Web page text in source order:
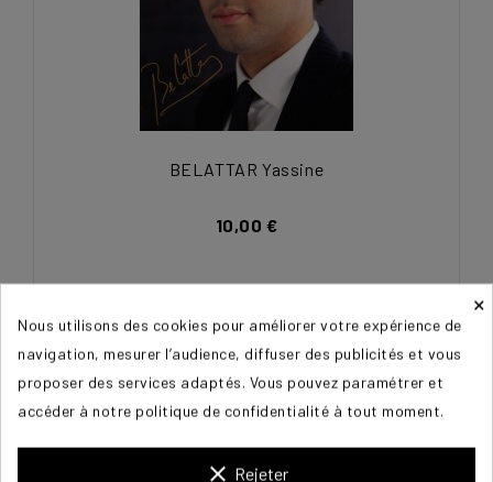
BELATTAR Yassine
10,00 €
×
Nous utilisons des cookies pour améliorer votre expérience de
navigation, mesurer l’audience, diffuser des publicités et vous
proposer des services adaptés. Vous pouvez paramétrer et
accéder à notre politique de confidentialité à tout moment.
clear Rejeter